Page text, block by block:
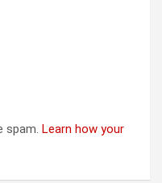
spam. Learn how your